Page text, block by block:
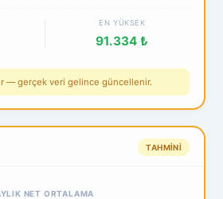
EN YÜKSEK
91.334 ₺
— gerçek veri gelince güncellenir.
TAHMINI
NET ORTALAMA